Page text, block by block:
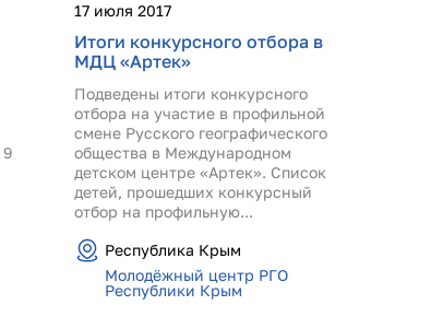
17 июля 2017
Итоги конкурсного отбора в
МДЦ «Артек»
Подведены итоги конкурсного
отбора на участие в профильной
смене Русского географического
общества в Международном
детском центре «Артек». Список
детей, прошедших конкурсный
отбор на профильную...
Республика Крым
Молодёжный центр РГО
Республики Крым